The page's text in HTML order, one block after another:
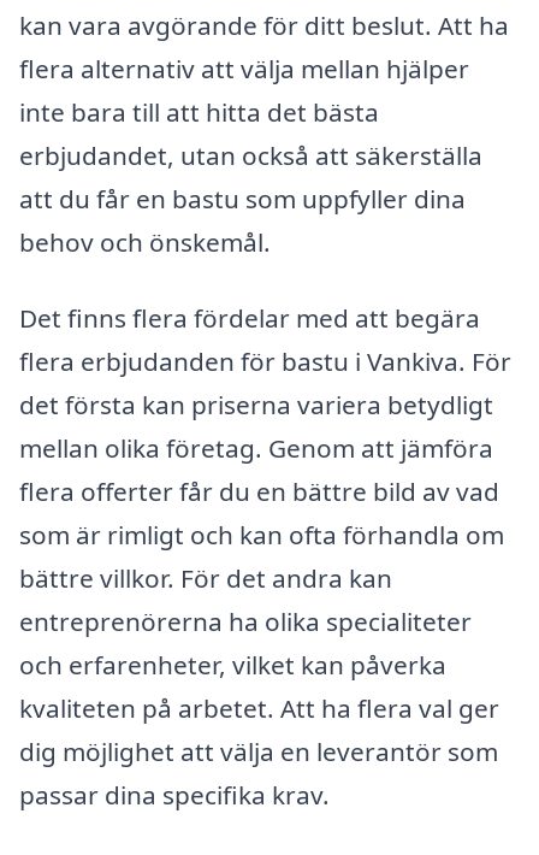
kan vara avgörande för ditt beslut. Att ha
flera alternativ att välja mellan hjälper
inte bara till att hitta det bästa
erbjudandet, utan också att säkerställa
att du får en bastu som uppfyller dina
behov och önskemål.
Det finns flera fördelar med att begära
flera erbjudanden för bastu i Vankiva. För
det första kan priserna variera betydligt
mellan olika företag. Genom att jämföra
flera offerter får du en bättre bild av vad
som är rimligt och kan ofta förhandla om
bättre villkor. För det andra kan
entreprenörerna ha olika specialiteter
och erfarenheter, vilket kan påverka
kvaliteten på arbetet. Att ha flera val ger
dig möjlighet att välja en leverantör som
passar dina specifika krav.